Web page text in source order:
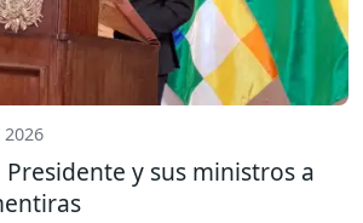
2026
y sus ministros a